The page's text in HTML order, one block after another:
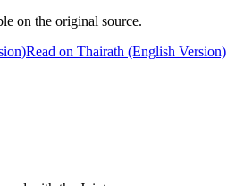
on the original source.
Read on Thairath (English Version)